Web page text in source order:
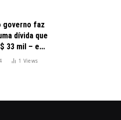
governo faz
dívida que
33 mil – e
1 Views